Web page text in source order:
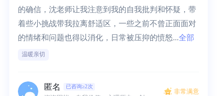
的确信，沈老师让我注意到我的自我批判和怀疑，带
着些小挑战带我拉离舒适区，一些之前不曾正面面对
的情绪和问题也得以消化，日常被压抑的愤怒...全部
温暖亲切
匿名 已咨询≥2次
非常满意